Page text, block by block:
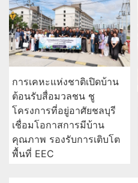
การเคหะแห่งชาติเปิดบ้าน
ต้อนรับสื่อมวลชน ชู
โครงการที่อยู่อาศัยชลบุรี
เชื่อมโอกาสการมีบ้าน
คุณภาพ รองรับการเติบโต
พื้นที่ EEC